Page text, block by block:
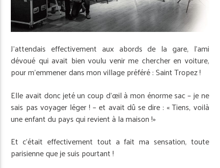
J’attendais effectivement aux abords de la gare, l’ami
dévoué qui avait bien voulu venir me chercher en voiture,
pour m’emmener dans mon village préféré : Saint Tropez !
Elle avait donc jeté un coup d’œil à mon énorme sac – je ne
sais pas voyager léger ! – et avait dû se dire : « Tiens, voilà
une enfant du pays qui revient à la maison !»
Et c’était effectivement tout a fait ma sensation, toute
parisienne que je suis pourtant !